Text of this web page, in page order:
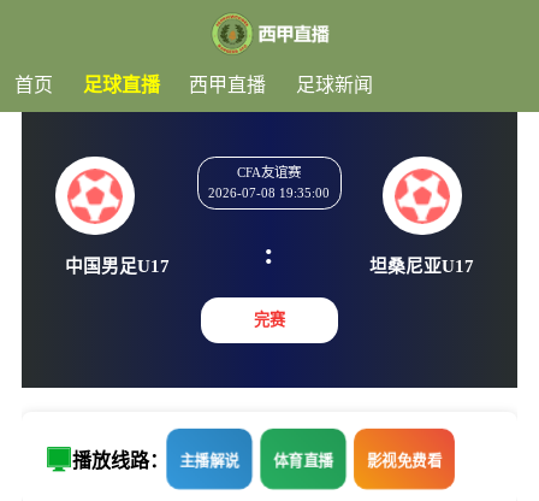
首页 足球直播 西甲直播 足球新闻
中国男足U17
CFA友谊赛
2026-07-08 19:35:00
:
完赛
播放线路： 主播解说 体育直播 影视免费看